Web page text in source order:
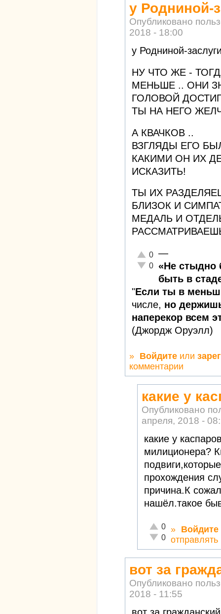
у Родниной-
Опубликовано
2018 - 18:00
у Родниной-
НУ ЧТО ЖЕ -
МЕНЬШЕ .. ОНИ
ГОЛОВОЙ
ТЫ НА НЕГО
А КВАЧКОВ ..
ВЗГЛЯДЫ ЕГО
КАКИМИ ОН ИХ
ИСКАЗИТЬ!
ТЫ ИХ
БЛИЗОК И
МЕДАЛЬ И
Отлично!
0
Неадекватно!
0
—
«Не стыдно
быть в
"Если ты в
числе, но
наперекор всем
(Джордж Оруэлл)
» Войдите или
комментарии
какие у
Опубликовано
апреля, 2018 -
какие у
милиционера?
прохождения
причина.К
нашёл.такое
Отлично!
0
Неадекватно!
0
» Войдите
вот за
Опубликовано
2018 - 11:55